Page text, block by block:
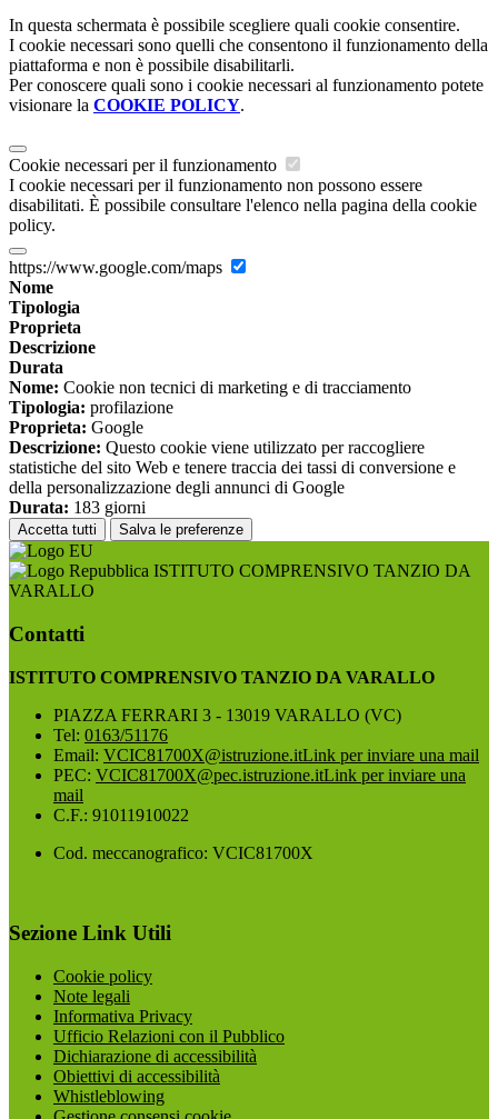
In questa schermata è possibile scegliere quali cookie consentire.
I cookie necessari sono quelli che consentono il funzionamento della
piattaforma e non è possibile disabilitarli.
Per conoscere quali sono i cookie necessari al funzionamento potete
visionare la COOKIE POLICY.
Cookie necessari per il funzionamento
I cookie necessari per il funzionamento non possono essere
disabilitati. È possibile consultare l'elenco nella pagina della cookie
policy.
https://www.google.com/maps
Nome
Tipologia
Proprieta
Descrizione
Durata
Nome: Cookie non tecnici di marketing e di tracciamento
Tipologia: profilazione
Proprieta: Google
Descrizione: Questo cookie viene utilizzato per raccogliere
statistiche del sito Web e tenere traccia dei tassi di conversione e
della personalizzazione degli annunci di Google
Durata: 183 giorni
Accetta tutti Salva le preferenze
ISTITUTO COMPRENSIVO TANZIO DA
VARALLO
Contatti
ISTITUTO COMPRENSIVO TANZIO DA VARALLO
PIAZZA FERRARI 3 - 13019 VARALLO (VC)
Tel: 0163/51176
Email: VCIC81700X@istruzione.itLink per inviare una mail
PEC: VCIC81700X@pec.istruzione.itLink per inviare una
mail
C.F.: 91011910022
Cod. meccanografico: VCIC81700X
Sezione Link Utili
Cookie policy
Note legali
Informativa Privacy
Ufficio Relazioni con il Pubblico
Dichiarazione di accessibilità
Obiettivi di accessibilità
Whistleblowing